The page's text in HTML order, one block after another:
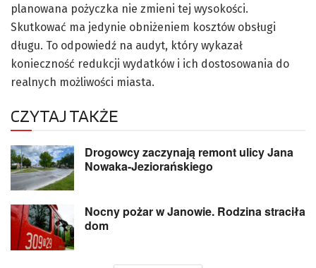
planowana pożyczka nie zmieni tej wysokości.
Skutkować ma jedynie obniżeniem kosztów obsługi
długu. To odpowiedź na audyt, który wykazał
konieczność redukcji wydatków i ich dostosowania do
realnych możliwości miasta.
CZYTAJ TAKŻE
Drogowcy zaczynają remont ulicy Jana
Nowaka-Jeziorańskiego
Nocny pożar w Janowie. Rodzina straciła
dom